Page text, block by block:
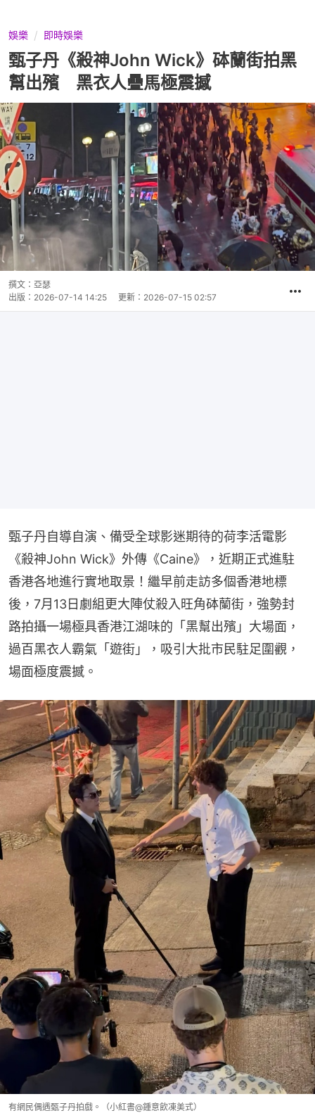
娛樂 即時娛樂
甄子丹《殺神John Wick》砵蘭街拍黑
幫出殯 黑衣人疊馬極震撼
撰文： 亞瑟
出版： 2026-07-14 14:25 更新： 2026-07-15 02:57
甄子丹自導自演、備受全球影迷期待的荷李活電影
《殺神John Wick》外傳《Caine》，近期正式進駐
香港各地進行實地取景！繼早前走訪多個香港地標
後，7月13日劇組更大陣仗殺入旺角砵蘭街，強勢封
路拍攝一場極具香港江湖味的「黑幫出殯」大場面，
過百黑衣人霸氣「遊街」，吸引大批市民駐足圍觀，
場面極度震撼。
有網民偶遇甄子丹拍戲。（小紅書@鍾意飲凍美式）